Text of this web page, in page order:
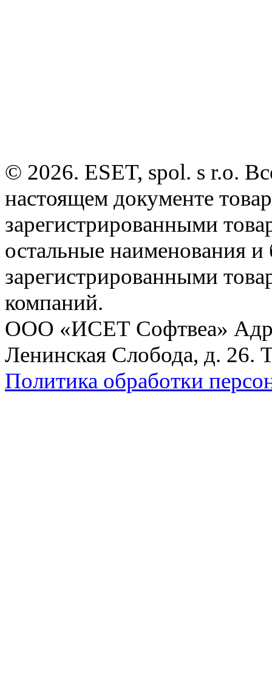
© 2026. ESET, spol. s r.o.
настоящем документе
зарегистрированными
остальные наименования
зарегистрированными
компаний.
ООО «ИСЕТ Софтвеа»
Ленинская Слобода, д. 26.
Политика обработки